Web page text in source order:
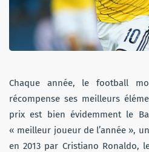
Chaque année, le football
récompense ses meilleurs
prix est bien évidemment le
« meilleur joueur de l’année »,
en 2013 par Cristiano Ronaldo,